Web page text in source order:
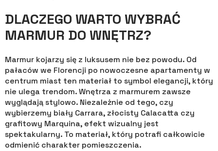
DLACZEGO WARTO WYBRAĆ
MARMUR DO WNĘTRZ?
Marmur kojarzy się z luksusem nie bez powodu. Od
pałaców we Florencji po nowoczesne apartamenty w
centrum miast ten materiał to symbol elegancji, który
nie ulega trendom. Wnętrza z marmurem zawsze
wyglądają stylowo. Niezależnie od tego, czy
wybierzemy biały Carrara, złocisty Calacatta czy
grafitowy Marquina, efekt wizualny jest
spektakularny. To materiał, który potrafi całkowicie
odmienić charakter pomieszczenia.